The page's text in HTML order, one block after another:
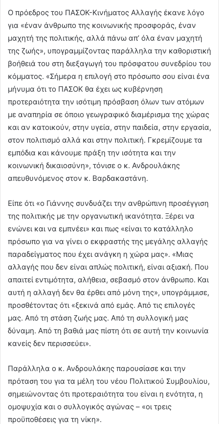
Ο πρόεδρος του ΠΑΣΟΚ-Κινήματος Αλλαγής έκανε λόγο
για «έναν άνθρωπο της κοινωνικής προσφοράς, έναν
μαχητή της πολιτικής, αλλά πάνω απ’ όλα έναν μαχητή
της ζωής», υπογραμμίζοντας παράλληλα την καθοριστική
βοήθειά του στη διεξαγωγή του πρόσφατου συνεδρίου του
κόμματος. «Σήμερα η επιλογή στο πρόσωπο σου είναι ένα
μήνυμα ότι το ΠΑΣΟΚ θα έχει ως κυβέρνηση
προτεραιότητα την ισότιμη πρόσβαση όλων των ατόμων
με αναπηρία σε όποιο γεωγραφικό διαμέρισμα της χώρας
και αν κατοικούν, στην υγεία, στην παιδεία, στην εργασία,
στον πολιτισμό αλλά και στην πολιτική. Γκρεμίζουμε τα
εμπόδια και κάνουμε πράξη την ισότητα και την
κοινωνική δικαιοσύνη», τόνισε ο κ. Ανδρουλάκης
απευθυνόμενος στον κ. Βαρδακαστάνη.
Είπε ότι «ο Γιάννης συνδυάζει την ανθρώπινη προσέγγιση
της πολιτικής με την οργανωτική ικανότητα. Ξέρει να
ενώνει και να εμπνέει» και πως «είναι το κατάλληλο
πρόσωπο για να γίνει ο εκφραστής της μεγάλης αλλαγής
παραδείγματος που έχει ανάγκη η χώρα μας». «Μιας
αλλαγής που δεν είναι απλώς πολιτική, είναι αξιακή. Που
απαιτεί εντιμότητα, αλήθεια, σεβασμό στον άνθρωπο. Και
αυτή η αλλαγή δεν θα έρθει από μόνη της», υπογράμμισε,
προσθέτοντας ότι «ξεκινά από εμάς. Από τις επιλογές
μας. Από τη στάση ζωής μας. Από τη συλλογική μας
δύναμη. Από τη βαθιά μας πίστη ότι σε αυτή την κοινωνία
κανείς δεν περισσεύει».
Παράλληλα ο κ. Ανδρουλάκης παρουσίασε και την
πρόταση του για τα μέλη του νέου Πολιτικού Συμβουλίου,
σημειώνοντας ότι προτεραιότητα του είναι η ενότητα, η
ομοψυχία και ο συλλογικός αγώνας – «οι τρεις
προϋποθέσεις για τη νίκη».